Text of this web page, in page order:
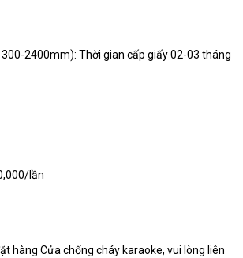
2400mm): Thời gian cấp giấy 02-03 tháng
lần
hàng Cửa chống cháy karaoke, vui lòng liên